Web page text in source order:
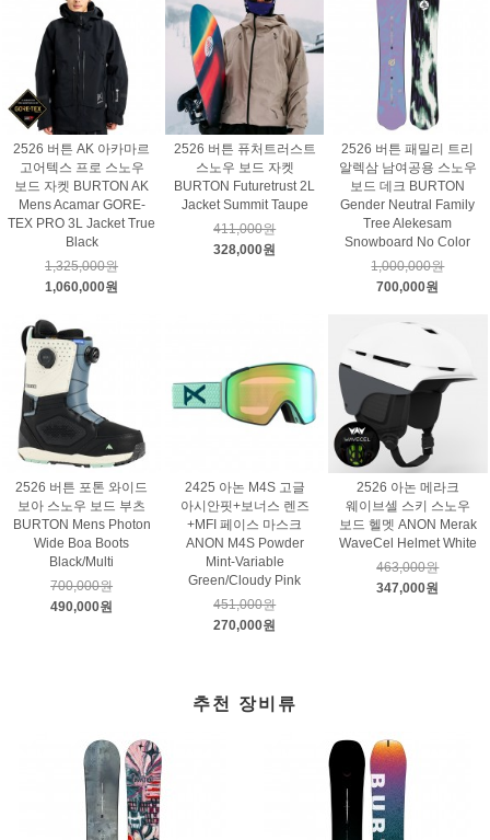
2526 버튼 AK 아카마르
고어텍스 프로 스노우
보드 자켓 BURTON AK
Mens Acamar GORE-
TEX PRO 3L Jacket True
Black
1,325,000원
1,060,000원
2526 버튼 퓨처트러스트
스노우 보드 자켓
BURTON Futuretrust 2L
Jacket Summit Taupe
411,000원
328,000원
2526 버튼 패밀리 트리
알렉삼 남여공용 스노우
보드 데크 BURTON
Gender Neutral Family
Tree Alekesam
Snowboard No Color
1,000,000원
700,000원
2526 버튼 포톤 와이드
보아 스노우 보드 부츠
BURTON Mens Photon
Wide Boa Boots
Black/Multi
700,000원
490,000원
2425 아논 M4S 고글
아시안핏+보너스 렌즈
+MFI 페이스 마스크
ANON M4S Powder
Mint-Variable
Green/Cloudy Pink
451,000원
270,000원
2526 아논 메라크
웨이브셀 스키 스노우
보드 헬멧 ANON Merak
WaveCel Helmet White
463,000원
347,000원
추천 장비류